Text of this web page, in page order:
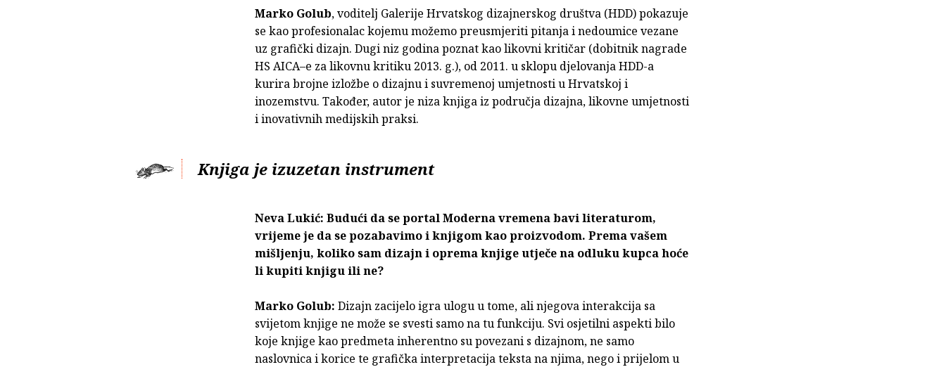
Marko Golub, voditelj Galerije Hrvatskog dizajnerskog društva (HDD) pokazuje
se kao profesionalac kojemu možemo preusmjeriti pitanja i nedoumice vezane
uz grafički dizajn. Dugi niz godina poznat kao likovni kritičar (dobitnik nagrade
HS AICA–e za likovnu kritiku 2013. g.), od 2011. u sklopu djelovanja HDD-a
kurira brojne izložbe o dizajnu i suvremenoj umjetnosti u Hrvatskoj i
inozemstvu. Također, autor je niza knjiga iz područja dizajna, likovne umjetnosti
i inovativnih medijskih praksi.
Knjiga je izuzetan instrument
Neva Lukić: Budući da se portal Moderna vremena bavi literaturom,
vrijeme je da se pozabavimo i knjigom kao proizvodom. Prema vašem
mišljenju, koliko sam dizajn i oprema knjige utječe na odluku kupca hoće
li kupiti knjigu ili ne?
Marko Golub: Dizajn zacijelo igra ulogu u tome, ali njegova interakcija sa
svijetom knjige ne može se svesti samo na tu funkciju. Svi osjetilni aspekti bilo
koje knjige kao predmeta inherentno su povezani s dizajnom, ne samo
naslovnica i korice te grafička interpretacija teksta na njima, nego i prijelom u